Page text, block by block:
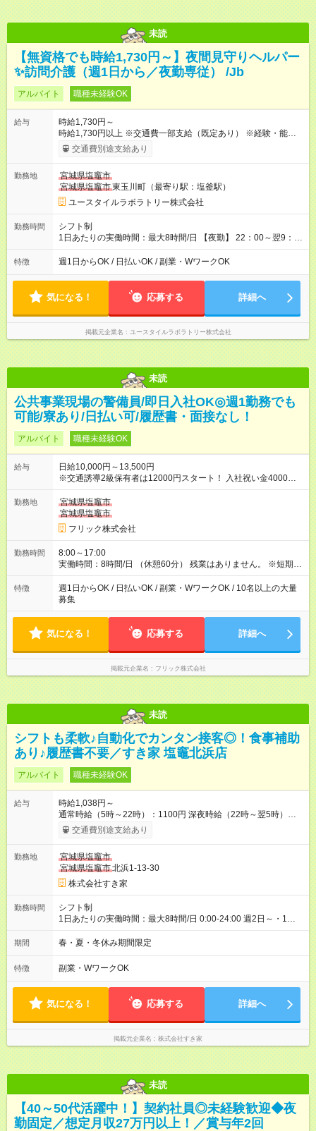
未読
【無資格でも時給1,730円～】夜間見守りヘルパー
✨訪問介護（週1日から／夜勤専従） /Jb
アルバイト 職種未経験OK
給与
時給1,730円～
時給1,730円以上 ※交通費一部支給（既定あり） ※経験・能力を
考慮して決定します 【収入例】 週1回勤務の場合：1,730円×8時
間×4回=5万5,360円 週3回勤務の場合：1,730円×8時間×12回
月 ※ 雇用形態と給与に、本採用時と異なる部分があります。 雇
用形態：本採用時と同じです。 給与：時給 1,470円以上
交通費別途支給あり
勤務地
宮城県塩竈市
宮城県塩竈市東玉川町（最寄り駅：塩釜駅）
ユースタイルラボラトリー株式会社
勤務時間
シフト制
1日あたりの実働時間：最大8時間/日 【夜勤】 22：00～翌9：
00 ※週1日～OK ／ 夜勤専従 ＊＊ 勤務時間例 ＊＊ ■22時か
ら翌7時 ■23時から翌8時 ■24時から翌9時 など ※上記の時間
ます。 ※曜日固定（毎週同じ曜日での勤務となります）
特徴 週1日からOK / 日払いOK / 副業・WワークOK
気になる！ 応募する 詳細へ
掲載元企業名 ユースタイルラボラトリー株式会社
未読
公共事業現場の警備員/即日入社OK◎週1勤務でも
可能/寮あり/日払い可/履歴書・面接なし！
アルバイト 職種未経験OK
給与
日給10,000円～13,500円
※交通誘導2級保有者は12000円スタート！ 入社祝い金4000円
【試用期間】試用期間なし
勤務地
宮城県塩竈市
宮城県塩竈市
フリック株式会社
勤務時間
8:00～17:00
実働時間：8時間/日 （休憩60分） 残業はありません。 ※短期の
募集は行っておりません。予めご了承くださいませ。
特徴
週1日からOK / 日払いOK / 副業・WワークOK / 10名以上の大量
募集
気になる！ 応募する 詳細へ
掲載元企業名 フリック株式会社
未読
シフトも柔軟♪自動化でカンタン接客◎！食事補助
あり♪履歴書不要／すき家 塩竈北浜店
アルバイト 職種未経験OK
給与
時給1,038円～
通常時給（5時～22時）：1100円 深夜時給（22時～翌5時）：
1375円 高校生時給：1038円 【特別手当】早朝手当（5：00-9：
00）時給+150円 【試用期間】試用期間あり 試用期間の長さ：1
30日（※条件変更なし）ですが、切り上げで一ヶ月とさせてい
ただきます。 研修制度あり：15時間(研修中も同時給）
交通費別途支給あり
勤務地
宮城県塩竈市
宮城県塩竈市北浜1-13-30
株式会社すき家
勤務時間
シフト制
1日あたりの実働時間：最大8時間/日 0:00-24:00 週2日～・1日
2h～OK ＜シフト例＞ 〇朝帯 5:00-9:00 〇昼帯 9:00-14:00 〇午
後帯 14:00-18:00 〇夜帯 18:00-22:00 〇深夜帯 22:00-翌5:00 基
ます♪
期間 春・夏・冬休み期間限定
特徴 副業・WワークOK
気になる！ 応募する 詳細へ
掲載元企業名 株式会社すき家
未読
【40～50代活躍中！】契約社員◎未経験歓迎◆夜
勤固定／想定月収27万円以上！／賞与年2回